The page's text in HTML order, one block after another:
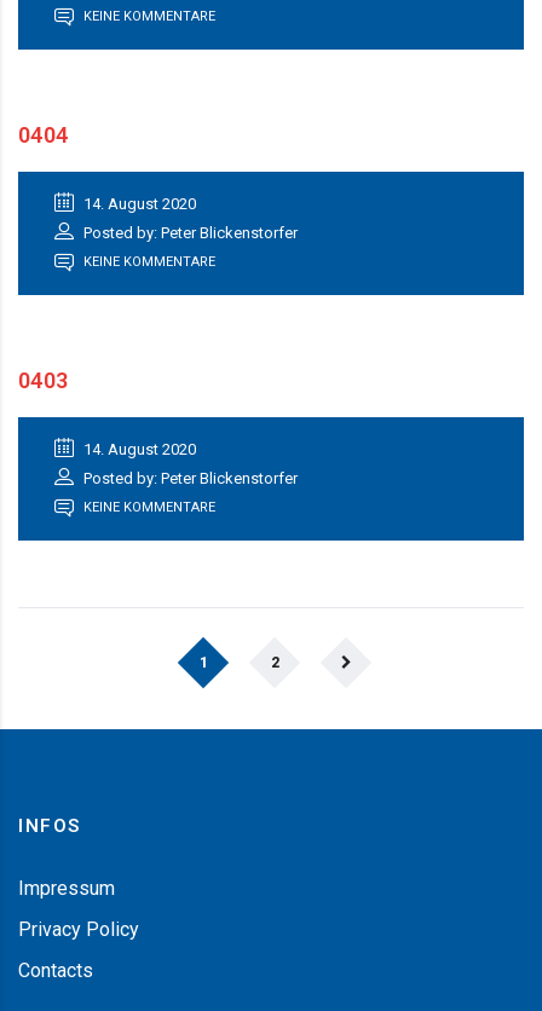
KEINE KOMMENTARE
0404
14. August 2020
Posted by: Peter Blickenstorfer
KEINE KOMMENTARE
0403
14. August 2020
Posted by: Peter Blickenstorfer
KEINE KOMMENTARE
1 2
INFOS
Impressum
Privacy Policy
Contacts